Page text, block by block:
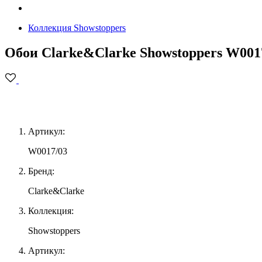
Коллекция Showstoppers
Обои Clarke&Clarke Showstoppers
Артикул:
W0017/03
Бренд:
Clarke&Clarke
Коллекция:
Showstoppers
Артикул: